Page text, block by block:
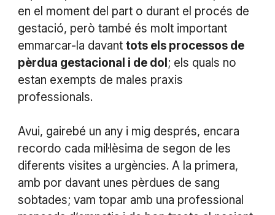
en el moment del part o durant el procés de
gestació, però també és molt important
emmarcar-la davant tots els processos de
pèrdua gestacional i de dol ; els quals no
estan exempts de males praxis
professionals.
Avui, gairebé un any i mig després, encara
recordo cada mil·lèsima de segon de les
diferents visites a urgències. A la primera,
amb por davant unes pèrdues de sang
sobtades; vam topar amb una professional